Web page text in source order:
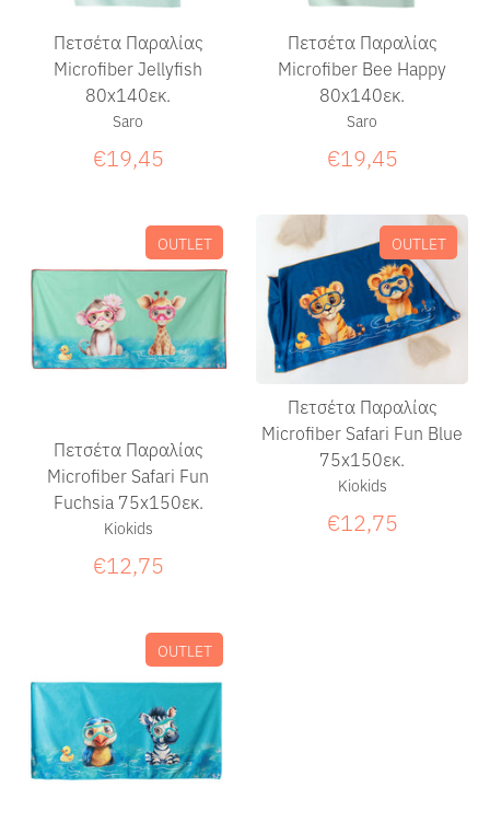
Πετσέτα Παραλίας
Microfiber Jellyfish
80x140εκ.
Saro
€19,45
Πετσέτα Παραλίας
Microfiber Bee Happy
80x140εκ.
Saro
€19,45
Πετσέτα Παραλίας
Microfiber Safari Fun
Fuchsia 75x150εκ.
Kiokids
€12,75
OUTLET
Πετσέτα Παραλίας
Microfiber Safari Fun Blue
75x150εκ.
Kiokids
€12,75
OUTLET
OUTLET